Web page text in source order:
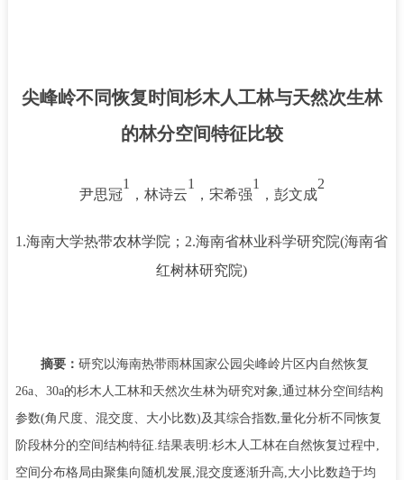
尖峰岭不同恢复时间杉木人工林与天然次生林
的林分空间特征比较
尹思冠
1
，林诗云
1
，宋希强
1
，彭文成
2
1.海南大学热带农林学院； 2.海南省林业科学研究院(海南省
红树林研究院)
摘要： 研究以海南热带雨林国家公园尖峰岭片区内自然恢复
26a、 30a的杉木人工林和天然次生林为研究对象 通过林分空间结构
参数(角尺度、混交度、大小比数)及其综合指数 量化分析不同恢复
阶段林分的空间结构特征 结果表明 :杉木人工林在自然恢复过程中
空间分布格局由聚集向随机发展 混交度逐渐升高 大小比数趋于均